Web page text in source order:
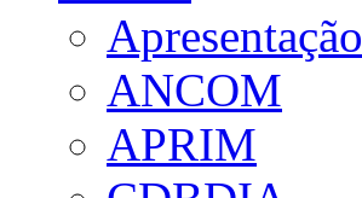
Apresentação
ANCOM
APRIM